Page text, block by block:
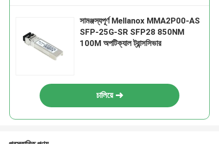
সামঞ্জস্যপূর্ণ Mellanox MMA2P00-AS
SFP-25G-SR SFP28 850NM
100M অপটিক্যাল ট্রান্সসিভার
চালিয়ে